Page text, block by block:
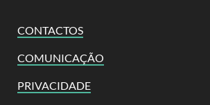
CONTACTOS
COMUNICAÇÃO
PRIVACIDADE